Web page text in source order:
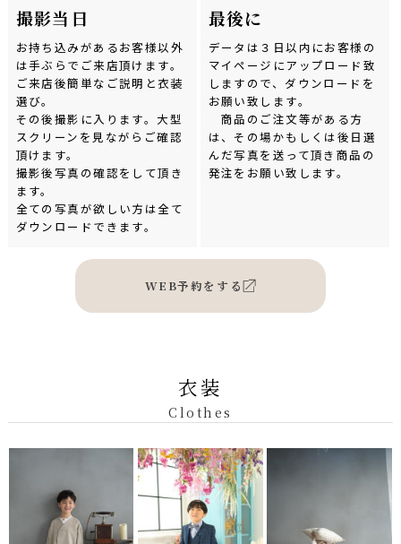
撮影当日
お持ち込みがあるお客様以外
は手ぶらでご来店頂けます。
ご来店後簡単なご説明と衣装
選び。
その後撮影に入ります。大型
スクリーンを見ながらご確認
頂けます。
撮影後写真の確認をして頂き
ます。
全ての写真が欲しい方は全て
ダウンロードできます。
最後に
データは３日以内にお客様の
マイページにアップロード致
しますので、ダウンロードを
お願い致します。
商品のご注文等がある方
は、その場かもしくは後日選
んだ写真を送って頂き商品の
発注をお願い致します。
WEB予約をする
衣装
Clothes